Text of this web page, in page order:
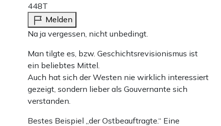
448T
Melden
Na ja vergessen, nicht unbedingt.
Man tilgte es, bzw. Geschichtsrevisionismus ist
ein beliebtes Mittel.
Auch hat sich der Westen nie wirklich interessiert
gezeigt, sondern lieber als Gouvernante sich
verstanden.
Bestes Beispiel „der Ostbeauftragte.“ Eine